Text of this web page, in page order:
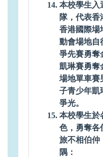
本校學生入
隊，代表香
香港國際場
動會場地自
爭先賽勇奪
凱琳賽勇奪
場地單車賽
子青少年凱
爭光。
本校學生於
色，勇奪各
旅不相伯仲
隅：